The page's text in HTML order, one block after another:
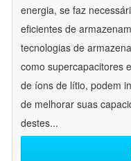
energia, se faz
eficientes de
tecnologias de
como supercapacitores
de íons de lítio, podem
de melhorar suas
destes...